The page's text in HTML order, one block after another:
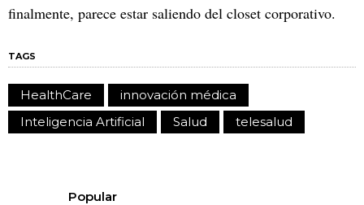
finalmente, parece estar saliendo del closet corporativo.
TAGS
HealthCare
innovación médica
Inteligencia Artificial
Salud telesalud
Popular